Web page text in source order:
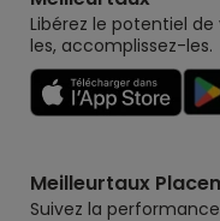
Libérez le potentiel
les, accomplissez-les.
Meilleurtaux
Suivez la